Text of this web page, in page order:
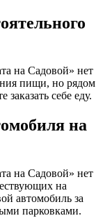
на Садовой» нет
пищи, но рядом
себе еду.
на
на Садовой» нет
на
автомобиль за
парковками.